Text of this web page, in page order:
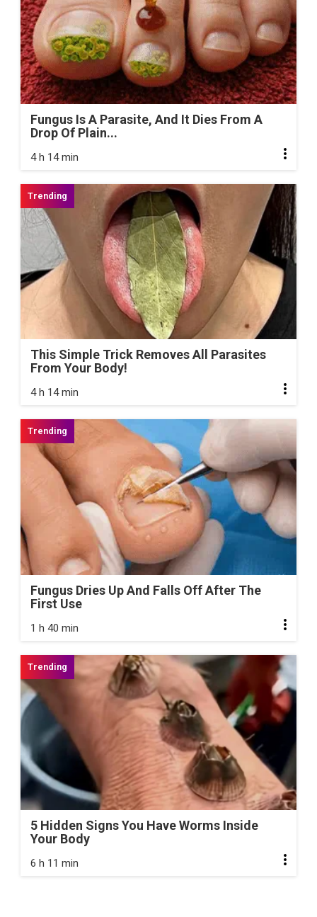
Fungus Is A Parasite, And It Dies From A
Drop Of Plain...
4 h 14 min
This Simple Trick Removes All Parasites
From Your Body!
4 h 14 min
Fungus Dries Up And Falls Off After The
First Use
1 h 40 min
5 Hidden Signs You Have Worms Inside
Your Body
6 h 11 min